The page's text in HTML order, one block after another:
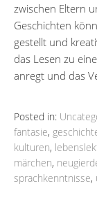
zwischen Eltern
Geschichten
gestellt und
das Lesen zu
anregt und das
Posted in:
fantasie,
kulturen,
märchen,
sprachkenntnisse,